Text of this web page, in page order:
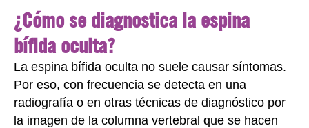
¿Cómo se diagnostica la espina
bífida oculta?
La espina bífida oculta no suele causar síntomas.
Por eso, con frecuencia se detecta en una
radiografía o en otras técnicas de diagnóstico por
la imagen de la columna vertebral que se hacen